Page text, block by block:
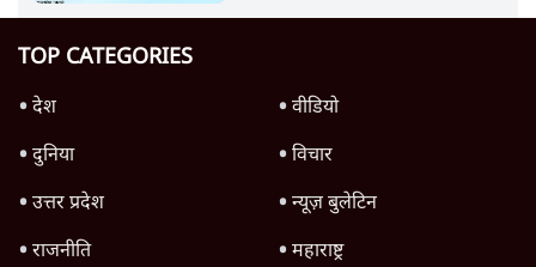
TOP CATEGORIES
देश
वीडियो
दुनिया
विचार
उत्तर प्रदेश
न्यूज़ बुलेटिन
राजनीति
महाराष्ट्र